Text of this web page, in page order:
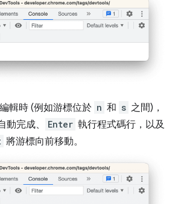
輯時 (例如游標位於 n 和 s 之間)，
動完成、 Enter 執行程式碼行，以及
將游標向前移動。